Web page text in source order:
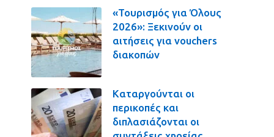
«Τουρισμός για Όλους
2026»: Ξεκινούν οι
αιτήσεις για vouchers
διακοπών
Καταργούνται οι
περικοπές και
διπλασιάζονται οι